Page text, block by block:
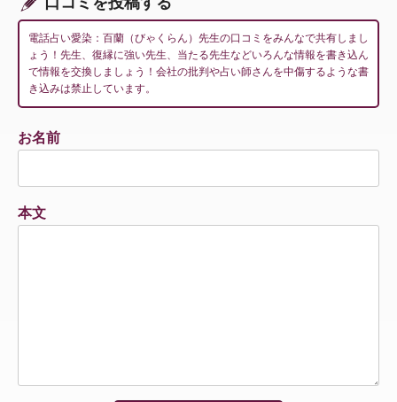
電話占い愛染：百蘭（びゃくらん）先生の口コミをみんなで共有しまし
ょう！先生、復縁に強い先生、当たる先生などいろんな情報を書き込ん
で情報を交換しましょう！会社の批判や占い師さんを中傷するような書
き込みは禁止しています。
お名前
本文